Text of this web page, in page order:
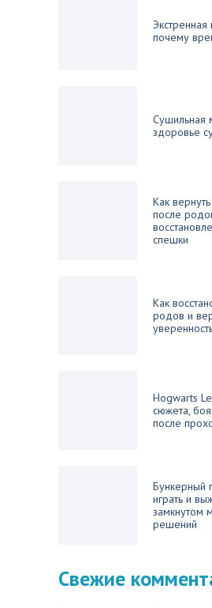
почему
Сушильная
здоровье
Как
после
спешки
Как
родов и
Hogwarts
сюжета,
после
Бункерный
играть и
замкнутом
решений
Свежие